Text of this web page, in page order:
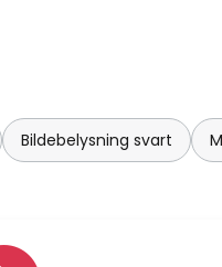
Bildebelysning svart